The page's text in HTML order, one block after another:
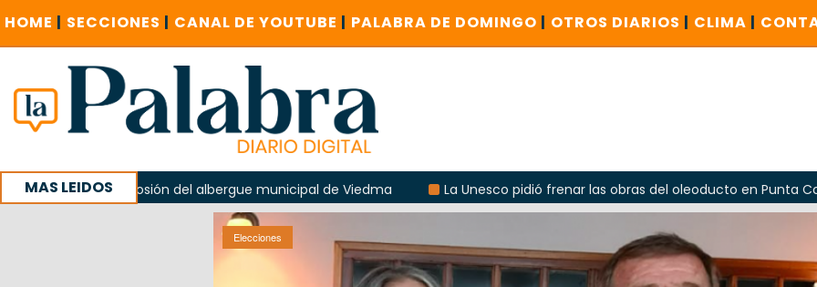
HOME | SECCIONES | CANAL DE YOUTUBE | PALABRA DE DOMINGO | OTROS DIARIOS | CLIMA |
MAS LEIDOS
explosión del albergue municipal de Viedma
La Unesco pidió frenar las obras del oleoducto en Punta Colorada
con un encuentro provincial en Roca
Elecciones